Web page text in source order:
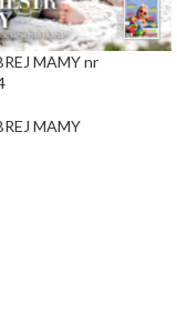
MAMY nr
MAMY